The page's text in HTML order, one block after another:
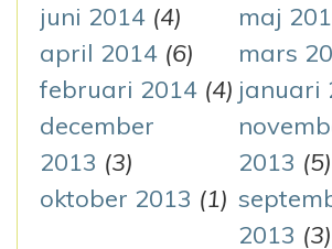
juni 2014 (4) maj
april 2014 (6) mars
februari 2014 (4) januari
december
2013 (3)
2013 (5)
oktober 2013 (1)
2013 (3)